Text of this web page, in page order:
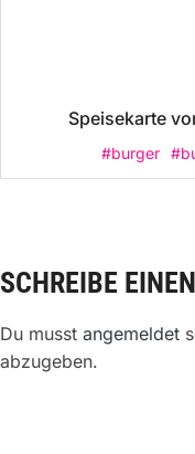
Speisekarte
#burger
SCHREIBE
Du musst angemeldet
abzugeben.